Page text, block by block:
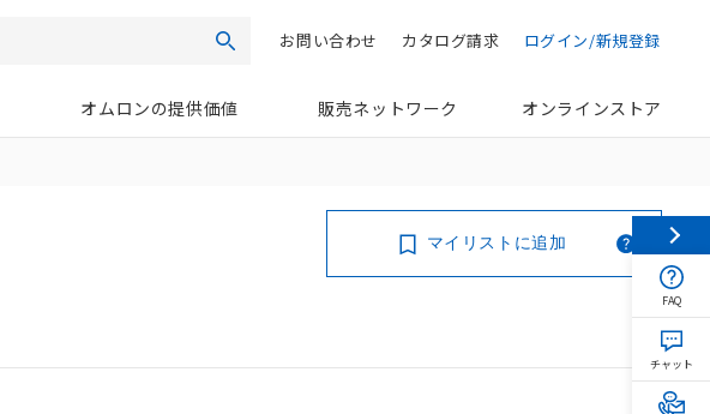
検索 ログイン/新規登録
カタログ請求
お問い合わせ
オムロンの提供価値 販売ネットワーク オンラインストア
マイリストに追加
FAQ
チャット